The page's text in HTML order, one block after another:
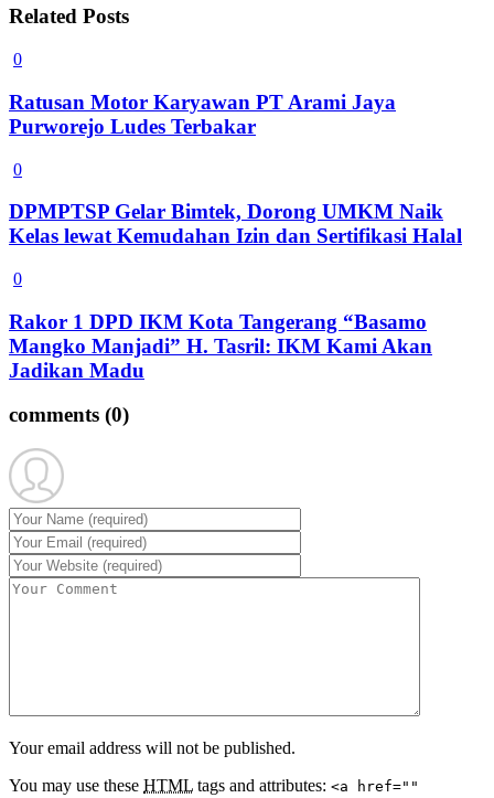
Related Posts
0
Ratusan Motor Karyawan PT Arami Jaya
Purworejo Ludes Terbakar
0
DPMPTSP Gelar Bimtek, Dorong UMKM Naik
Kelas lewat Kemudahan Izin dan Sertifikasi Halal
0
Rakor 1 DPD IKM Kota Tangerang “Basamo
Mangko Manjadi” H. Tasril: IKM Kami Akan
Jadikan Madu
comments (0)
Your email address will not be published.
You may use these HTML tags and attributes: <a href=""